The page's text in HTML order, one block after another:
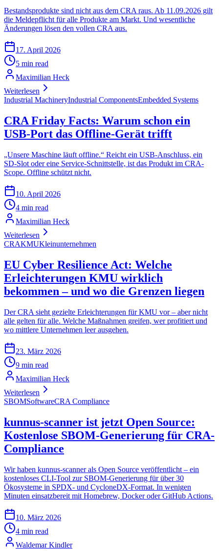
Bestandsprodukte sind nicht aus dem CRA raus. Ab 11.09.2026 gilt
die Meldepflicht für alle Produkte am Markt. Und wesentliche
Änderungen lösen den vollen CRA aus.
17. April 2026
5 min read
Maximilian Heck
Weiterlesen
Industrial MachineryIndustrial ComponentsEmbedded Systems
CRA Friday Facts: Warum schon ein
USB-Port das Offline-Gerät trifft
„Unsere Maschine läuft offline.“ Reicht ein USB-Anschluss, ein
SD-Slot oder eine Service-Schnittstelle, ist das Produkt im CRA-
Scope. Offline schützt nicht.
10. April 2026
4 min read
Maximilian Heck
Weiterlesen
CRAKMUKleinunternehmen
EU Cyber Resilience Act: Welche
Erleichterungen KMU wirklich
bekommen – und wo die Grenzen liegen
Der CRA sieht gezielte Erleichterungen für KMU vor – aber nicht
alle gelten für alle. Welche Maßnahmen greifen, wer profitiert und
wo mittlere Unternehmen leer ausgehen.
23. März 2026
9 min read
Maximilian Heck
Weiterlesen
SBOMSoftwareCRA Compliance
kunnus-scanner ist jetzt Open Source:
Kostenlose SBOM-Generierung für CRA-
Compliance
Wir haben kunnus-scanner als Open Source veröffentlicht – ein
kostenloses CLI-Tool zur SBOM-Generierung für über 30
Ökosysteme in SPDX- und CycloneDX-Format. In wenigen
Minuten einsatzbereit mit Homebrew, Docker oder GitHub Actions.
10. März 2026
4 min read
Waldemar Kindler